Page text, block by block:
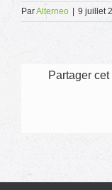
ParAlterneo | 9 juillet
Partager